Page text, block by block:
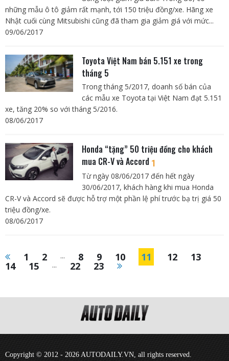
những mẫu ô tô giảm rất mạnh, tới 150 triệu đồng/xe. Hãng xe
Nhật cuối cùng Mitsubishi cũng đã tham gia giảm giá với mức...
09/06/2017
Toyota Việt Nam bán 5.151 xe trong
tháng 5
Trong tháng 5/2017, doanh số bán của
các mẫu xe Toyota tại Việt Nam đạt 5.151
xe, tăng 20% so với tháng 5/2016.
08/06/2017
Honda “tặng” 50 triệu đồng cho khách
mua CR-V và Accord 1
Từ ngày 08/06/2017 đến hết ngày
30/06/2017, khách hàng khi mua Honda
CR-V và Accord sẽ được hỗ trợ một phần lệ phí trước bạ trị giá 50
triệu đồng/xe.
08/06/2017
1 2 ... 8 9 10 11 12 13
14 15 ... 22 23
Copyright © 2012 - 2026 AUTODAILY.VN, all rights reserved.